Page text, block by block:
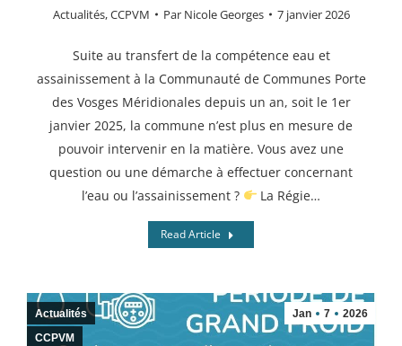
Actualités,CCPVM Par Nicole Georges 7 janvier 2026
Suite au transfert de la compétence eau et
assainissement à la Communauté de Communes Porte
des Vosges Méridionales depuis un an, soit le 1er
janvier 2025, la commune n’est plus en mesure de
pouvoir intervenir en la matière. Vous avez une
question ou une démarche à effectuer concernant
l’eau ou l’assainissement ?
La Régie…
Read Article
Jan 7 2026
Actualités
CCPVM